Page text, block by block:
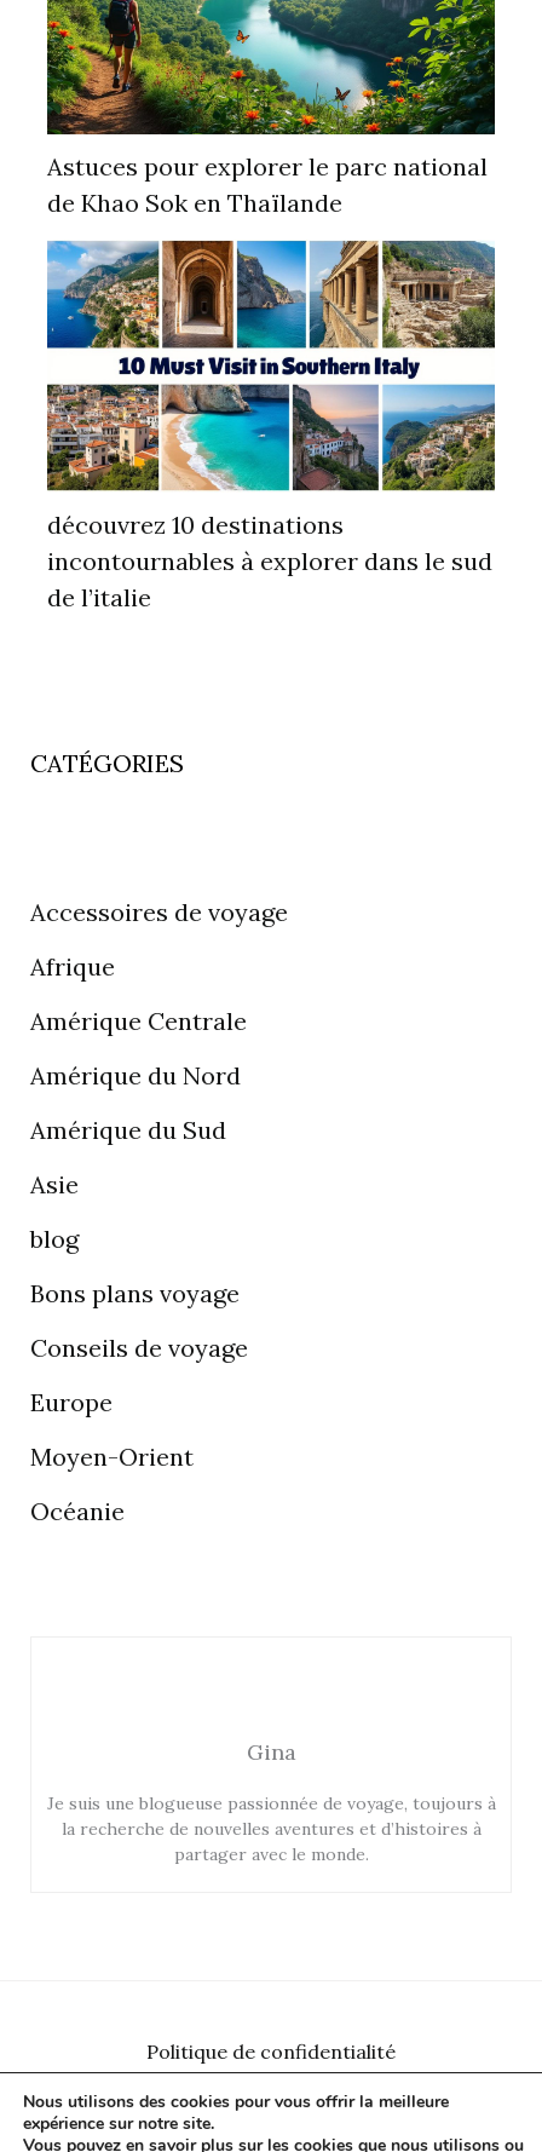
Astuces pour explorer le parc national
de Khao Sok en Thaïlande
découvrez 10 destinations
incontournables à explorer dans le sud
de l’italie
CATÉGORIES
Accessoires de voyage
Afrique
Amérique Centrale
Amérique du Nord
Amérique du Sud
Asie
blog
Bons plans voyage
Conseils de voyage
Europe
Moyen-Orient
Océanie
Gina
Je suis une blogueuse passionnée de voyage, toujours à
la recherche de nouvelles aventures et d’histoires à
partager avec le monde.
Politique de confidentialité
Contact
Nous utilisons des cookies pour vous offrir la meilleure
expérience sur notre site.
Vous pouvez en savoir plus sur les cookies que nous utilisons ou